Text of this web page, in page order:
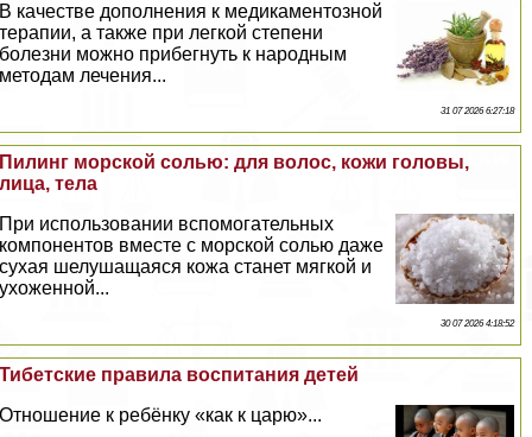
В качестве дополнения к медикаментозной
терапии, а также при легкой степени
болезни можно прибегнуть к народным
методам лечения...
31 07 2026 6:27:18
Пилинг морской солью: для волос, кожи головы,
лица, тела
При использовании вспомогательных
компонентов вместе с морской солью даже
сухая шелушащаяся кожа станет мягкой и
ухоженной...
30 07 2026 4:18:52
Тибетские правила воспитания детей
Отношение к ребёнку «как к царю»...